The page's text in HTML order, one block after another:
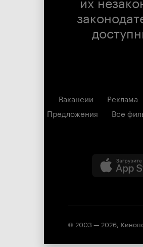
Вакансии Реклама
Предложения
Все
© 2003 — 2026,